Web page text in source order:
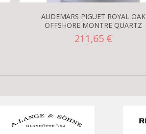
AUDEMARS PIGUET ROYAL OAK
OFFSHORE MONTRE QUARTZ
211,65 €